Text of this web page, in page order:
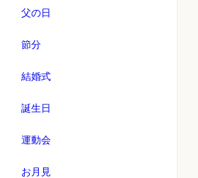
父の日
節分
結婚式
誕生日
運動会
お月見